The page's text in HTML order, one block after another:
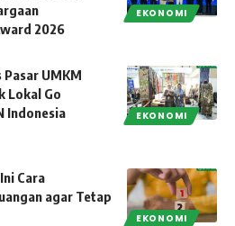
EKONOMI
2026
EKONOMI
Pasar UMKM
Lokal Go
Indonesia
EKONOMI
Cara
agar Tetap